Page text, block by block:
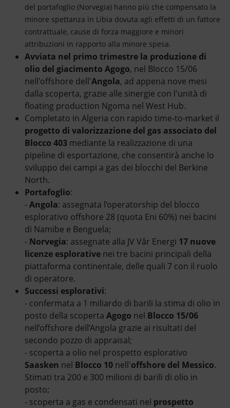
del portafoglio (Norvegia) hanno più che compensato la
minore spettanza in Libia dovuta agli effetti di un fattore
contrattuale, cause di forza maggiore e minori
attribuzioni in rapporto alla minore spesa.
Avviata nel primo trimestre la produzione di
olio del giacimento Agogo, nel Blocco 15/06
nell'offshore dell'Angola, ad appena nove mesi
dalla scoperta, grazie alle sinergie con l'unità di
floating production Ngoma nel West Hub.
Completato in Algeria con rapido time-to-market il
progetto di valorizzazione del gas associato del
Blocco 403 mediante la realizzazione di una
pipeline di esportazione, che consentirà anche lo
sviluppo dei campi a gas dei blocchi del Berkine
North.
Portafoglio:
-Angola: assegnata l’operatorship del blocco
esplorativo offshore 28 (quota Eni 60%) nei bacini
di Namibe e Benguela;
- Norvegia: assegnate alla JV Vår Energi 17 nuove
licenze esplorative nei tre bacini principali della
piattaforma continentale, delle quali 7 con il ruolo
di operatore.
Successi esplorativi:
- confermata a 1 miliardo di barili la stima di olio in
posto della scoperta Agogo nel Blocco 15/06
nell’offshore dell’Angola grazie ai risultati del
secondo pozzo di appraisal;
- scoperta a olio nel prospetto esplorativo
Saasken nel Blocco 10 nell'offshore del Messico.
Stimati tra 200 e 300 milioni di barili di olio in
posto;
- scoperta a gas e condensati nel prospetto